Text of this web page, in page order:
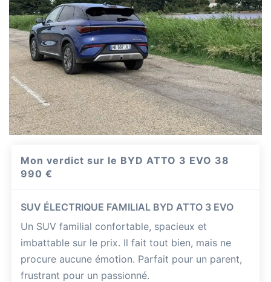
Mon verdict sur le BYD ATTO 3 EVO 38
990 €
SUV ÉLECTRIQUE FAMILIAL BYD ATTO 3 EVO
Un SUV familial confortable, spacieux et
imbattable sur le prix. Il fait tout bien, mais ne
procure aucune émotion. Parfait pour un parent,
frustrant pour un passionné.